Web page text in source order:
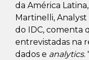
da América
Martinelli,
do IDC, comenta
entrevistadas na
dados e analytics.